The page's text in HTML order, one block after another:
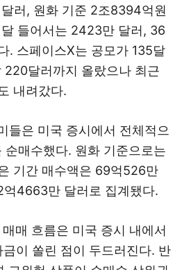
러, 원화 기준 2조8394억원
들어서는 2423만 달러, 36
. 스페이스X는 공모가 135달
220달러까지 올랐으나 최근
내려갔다.
들은 미국 증시에서 전체적으
매수했다. 원화 기준으로는
기간 매수액은 69억526만
억4663만 달러로 집계됐다.
매 흐름은 미국 증시 내에서
이 쏠린 점이 두드러진다. 반